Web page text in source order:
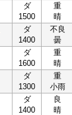
ダ
1500
重
晴
ダ
1400
不良
曇
ダ
1600
重
晴
ダ
1300
重
小雨
ダ
1400
良
晴